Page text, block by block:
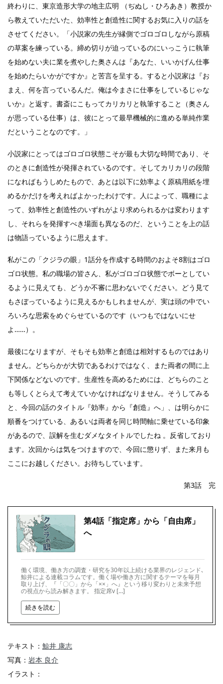
終わりに、東京造形大学の地主広明 （ぢぬし・ひろあき）教授か
ら教えていただいた、効率性と創造性に関するお気に入りの話を
させてください。「小説家の先生が縁側でゴロゴロしながら原稿
の草案を練っている。締め切りが迫っているのにいっこうに執筆
を始めない夫に業を煮やした奥さんは『あなた、いいかげん仕事
を始めたらいかがですか』と苦言を呈する。すると小説家は『お
まえ、何を言っているんだ。俺は今まさに仕事をしているじゃな
いか』と返す。書斎にこもってカリカリと執筆すること（奥さん
が思っている仕事）は、彼にとって最早機械的に進める単純作業
だということなのです。」
小説家にとってはゴロゴロ状態こそが最も大切な時間であり、そ
のときに創造性が発揮されているのです。そしてカリカリの段階
になればもうしめたもので、あとは以下に効率よく原稿用紙を埋
めるかだけを考えればよかったわけです。人によって、職種によ
って、効率性と創造性のいずれがより求められるかは変わります
し、それらを発揮すべき場面も異なるのだ、ということを上の話
は物語っているように思えます。
私がこの「クジラの眼」1話分を作成する時間のおよそ8割はゴロ
ゴロ状態。私の職場の皆さん、私がゴロゴロ状態でボーとしてい
るように見えても、どうか不審に思わないでください。どう見て
もさぼっているように見えるかもしれませんが、実は頭の中でい
ろいろな思索をめぐらせているのです（いつもではないにせ
よ……）。
最後になりますが、そもそも効率と創造は相対するものではあり
ません。どちらかが大切であるわけではなく、また両者の間に上
下関係などないのです。生産性を高めるためには、どちらのこと
も等しくとらえて考えていかなければなりません。そうしてみる
と、今回の話のタイトル『効率』から『創造』へ」、は明らかに
順番をつけている、あるいは両者を同じ時間軸に乗せている印象
があるので、誤解を生むダメなタイトルでしたね 。反省しており
ます。次回からは気をつけますので、今回に懲りず、また来月も
ここにお越しください。お待ちしています。
第3話 完
第4話「指定席」から「自由席」
へ
働く環境、働き方の調査・研究を30年以上続ける業界のレジェンド､
鯨井による連載コラムです。働く場や働き方に関するテーマを毎月
取り上げ、『「〇〇」から「××」へ』という移り変わりと未来予想
の視点から読み解きます。 指定席v […]
続きを読む
テキスト： 鯨井 康志
写真： 岩本 良介
イラスト：